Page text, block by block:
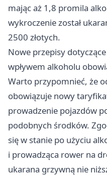
mając aż 1,8 promila
wykroczenie został
2500 złotych.
Nowe przepisy
wpływem alkoholu
Warto przypomnieć, że
obowiązuje nowy
prowadzenie pojazdów
podobnych środków.
się w stanie po użyciu
i prowadząca rower na
ukarana grzywną nie